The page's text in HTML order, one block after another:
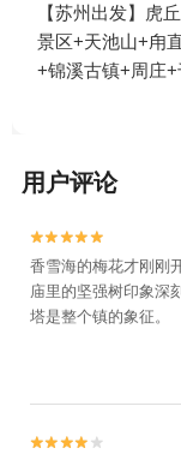
【苏州出发】虎
景区+天池山+甪
+锦溪古镇+周庄
植物园+西园寺+
+太仓公园+光福
庄张厅+南湖园全
山景区+宝岩生态
+白马涧龙池景区
水乐园+平江路历
用户评论


香雪海的梅花才刚刚
庙里的坚强树印象深
塔是整个镇的象征。

